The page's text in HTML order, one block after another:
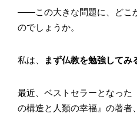
――この大きな問題に、どこ
のでしょうか。
私は、 まず仏教を勉強してみ
最近、ベストセラーとなっ
の構造と人類の幸福』の著者